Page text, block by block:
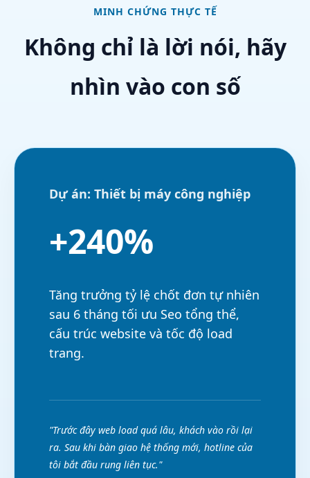
MINH CHỨNG THỰC TẾ
Không chỉ là lời nói, hãy
nhìn vào con số
Dự án: Thiết bị máy công nghiệp
+240%
Tăng trưởng tỷ lệ chốt đơn tự nhiên
sau 6 tháng tối ưu Seo tổng thể,
cấu trúc website và tốc độ load
trang.
"Trước đây web load quá lâu, khách vào rồi lại
ra. Sau khi bàn giao hệ thống mới, hotline của
tôi bắt đầu rung liên tục."